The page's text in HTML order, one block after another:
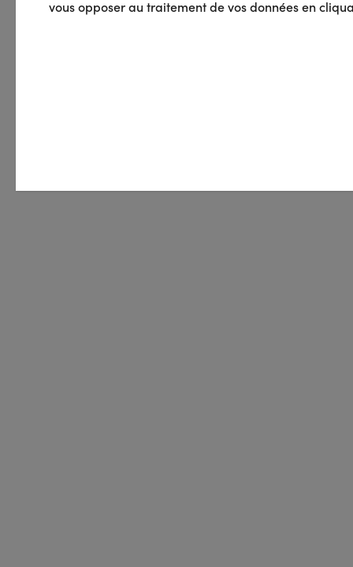
vous opposer au traitement de vos données en